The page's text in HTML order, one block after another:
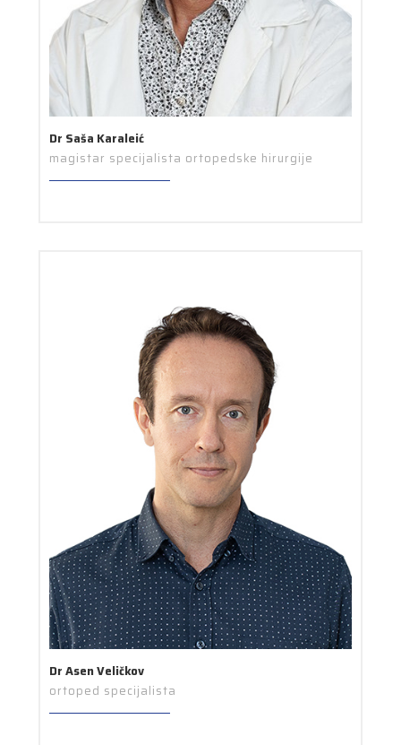
Dr Saša Karaleić
magistar specijalista ortopedske hirurgije
Dr Asen Veličkov
ortoped specijalista